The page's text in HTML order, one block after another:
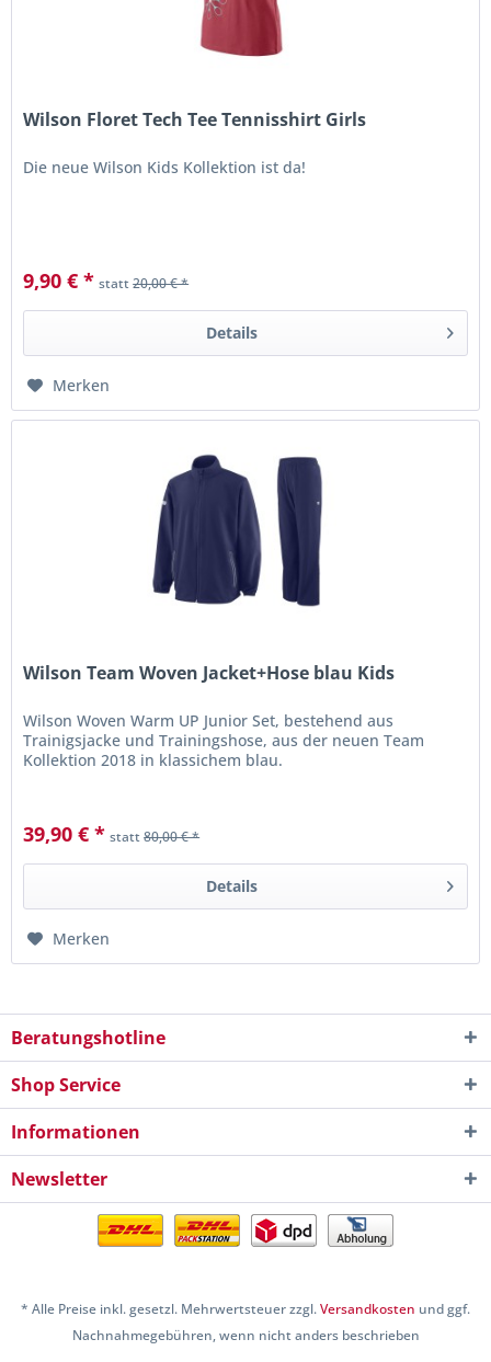
Wilson Floret Tech Tee Tennisshirt Girls
Die neue Wilson Kids Kollektion ist da!
9,90 € * statt20,00 € *
Details
Merken
Wilson Team Woven Jacket+Hose blau Kids
Wilson Woven Warm UP Junior Set, bestehend aus
Trainigsjacke und Trainingshose, aus der neuen Team
Kollektion 2018 in klassichem blau.
39,90 € * statt80,00 € *
Details
Merken
Beratungshotline
Shop Service
Informationen
Newsletter
* Alle Preise inkl. gesetzl. Mehrwertsteuer zzgl.Versandkosten und ggf.
Nachnahmegebühren, wenn nicht anders beschrieben